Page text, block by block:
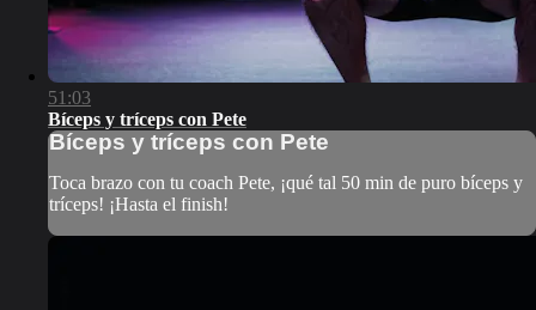
51:03
Bíceps y tríceps con Pete
Bíceps y tríceps con Pete
Toca brazo con tu coach Pete, ¡qué tal 50 min de puro bíceps y
tríceps! ¡Hasta el finish!